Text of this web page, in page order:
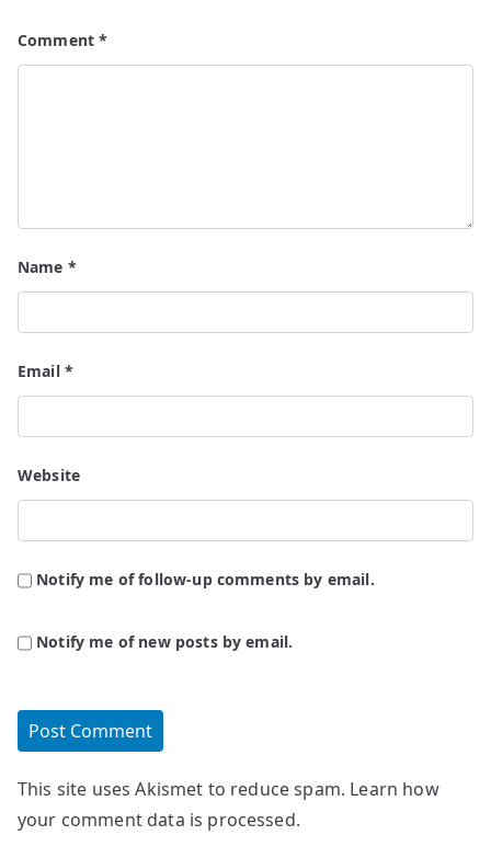
Comment*
Name *
Email *
Website
Notify me of follow-up comments by email.
Notify me of new posts by email.
This site uses Akismet to reduce spam. Learn how
your comment data is processed.